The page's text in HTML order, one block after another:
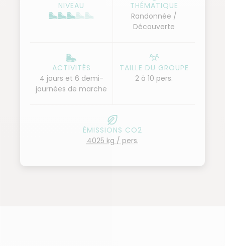
NIVEAU
THÉMATIQUE
Randonnée /
Découverte
ACTIVITÉS
4 jours et 6 demi-
journées de marche
TAILLE DU GROUPE
2 à 10 pers.
ÉMISSIONS CO2
4025 kg / pers.